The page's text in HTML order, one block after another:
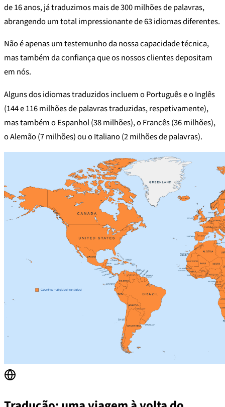
de 16 anos, já traduzimos mais de 300 milhões de palavras,
abrangendo um total impressionante de 63 idiomas diferentes.
Não é apenas um testemunho da nossa capacidade técnica,
mas também da confiança que os nossos clientes depositam
em nós.
Alguns dos idiomas traduzidos incluem o Português e o Inglês
(144 e 116 milhões de palavras traduzidas, respetivamente),
mas também o Espanhol (38 milhões), o Francês (36 milhões),
o Alemão (7 milhões) ou o Italiano (2 milhões de palavras).